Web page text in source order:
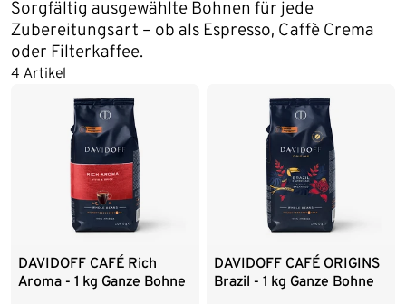
Sorgfältig ausgewählte Bohnen für jede
Zubereitungsart – ob als Espresso, Caffè Crema
oder Filterkaffee.
4 Artikel
DAVIDOFF CAFÉ Rich
Aroma - 1 kg Ganze Bohne
DAVIDOFF CAFÉ ORIGINS
Brazil - 1 kg Ganze Bohne